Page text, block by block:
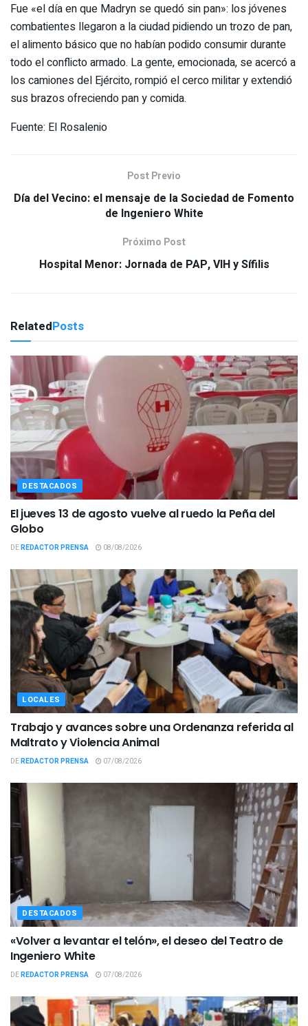
Fue «el día en que Madryn se quedó sin pan»: los jóvenes
combatientes llegaron a la ciudad pidiendo un trozo de pan,
el alimento básico que no habían podido consumir durante
todo el conflicto armado. La gente, emocionada, se acercó a
los camiones del Ejército, rompió el cerco militar y extendió
sus brazos ofreciendo pan y comida.
Fuente: El Rosalenio
Post Previo
Día del Vecino: el mensaje de la Sociedad de Fomento
de Ingeniero White
Próximo Post
Hospital Menor: Jornada de PAP, VIH y Sífilis
RelatedPosts
DESTACADOS
El jueves 13 de agosto vuelve al ruedo la Peña del
Globo
DEREDACTOR PRENSA 08/08/2026
LOCALES
Trabajo y avances sobre una Ordenanza referida al
Maltrato y Violencia Animal
DEREDACTOR PRENSA 07/08/2026
DESTACADOS
«Volver a levantar el telón», el deseo del Teatro de
Ingeniero White
DEREDACTOR PRENSA 07/08/2026